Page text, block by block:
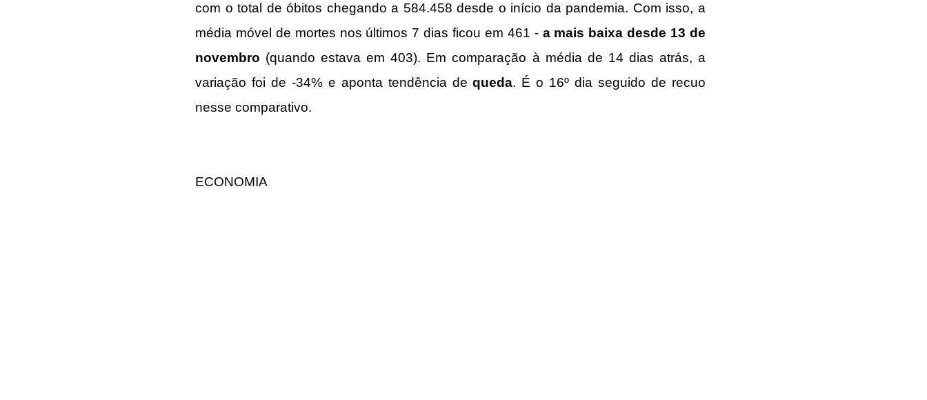
com o total de óbitos chegando a 584.458 desde o início da pandemia. Com isso, a
média móvel de mortes nos últimos 7 dias ficou em 461 - a mais baixa desde 13 de
novembro (quando estava em 403). Em comparação à média de 14 dias atrás, a
variação foi de -34% e aponta tendência de queda. É o 16º dia seguido de recuo
nesse comparativo.
ECONOMIA